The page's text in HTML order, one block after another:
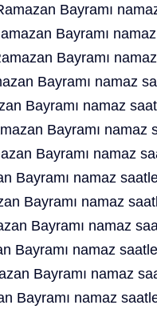
Bayramı
Bayramı
Bayramı
Bayramı namaz
Bayramı namaz
Bayramı namaz
Bayramı namaz
Bayramı namaz
Bayramı namaz
Bayramı namaz
Bayramı namaz
Bayramı namaz
Bayramı namaz